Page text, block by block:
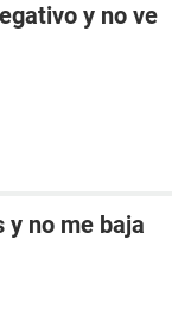
y no ve
no me baja